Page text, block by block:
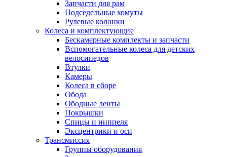
Запчасти для рам
Подседельные хомуты
Рулевые колонки
Колеса и комплектующие
Бескамерные комплекты и запчасти
Вспомогательные колеса для детских
велосипедов
Втулки
Камеры
Колеса в сборе
Обода
Ободные ленты
Покрышки
Спицы и ниппеля
Эксцентрики и оси
Трансмиссия
Группы оборудования